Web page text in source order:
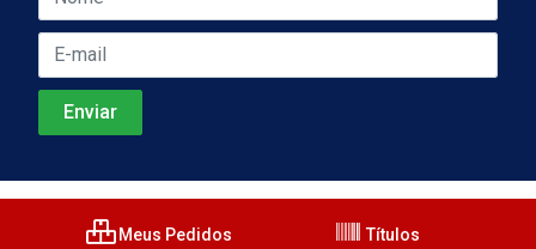
Meus Pedidos Títulos